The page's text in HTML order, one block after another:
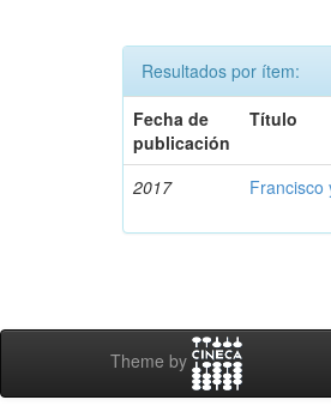
Resultados por ítem:
Fecha de
publicación
Título
2017 Francisco
Theme by